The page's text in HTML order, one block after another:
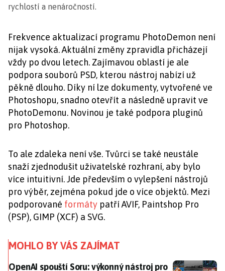
rychlostí a nenáročností.
Frekvence aktualizací programu PhotoDemon není
nijak vysoká. Aktuální změny zpravidla přicházejí
vždy po dvou letech. Zajímavou oblastí je ale
podpora souborů PSD, kterou nástroj nabízí už
pěkně dlouho. Díky ní lze dokumenty, vytvořené ve
Photoshopu, snadno otevřít a následně upravit ve
PhotoDemonu. Novinou je také podpora pluginů
pro Photoshop.
To ale zdaleka není vše. Tvůrci se také neustále
snaží zjednodušit uživatelské rozhraní, aby bylo
více intuitivní. Jde především o vylepšení nástrojů
pro výběr, zejména pokud jde o více objektů. Mezi
podporované formáty patří AVIF, Paintshop Pro
(PSP), GIMP (XCF) a SVG.
MOHLO BY VÁS ZAJÍMAT
OpenAI spouští Soru: výkonný nástroj pro generování
OpenAI spouští Soru: výkonný nástroj pro